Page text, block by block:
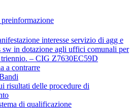
interesse servizio di agg e
sw in dotazione agli uffici comunali per
– CIG Z7630EC59D
a contrarre
risultati delle procedure di
di qualificazione